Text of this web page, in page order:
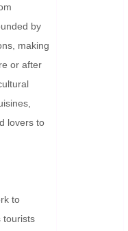
by
making
or after
lovers to
to
tourists